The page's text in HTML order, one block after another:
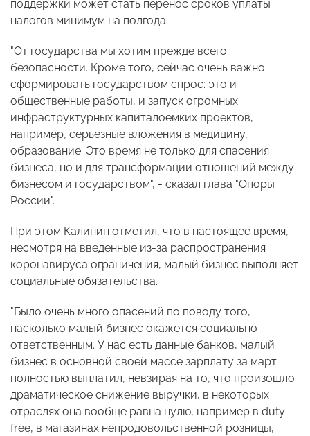
поддержки может стать перенос сроков уплаты
налогов минимум на полгода.
"От государства мы хотим прежде всего
безопасности. Кроме того, сейчас очень важно
сформировать государством спрос: это и
общественные работы, и запуск огромных
инфраструктурных капиталоемких проектов,
например, серьезные вложения в медицину,
образование. Это время не только для спасения
бизнеса, но и для трансформации отношений между
бизнесом и государством", - сказал глава "Опоры
России".
При этом Калинин отметил, что в настоящее время,
несмотря на введенные из-за распространения
коронавируса ограничения, малый бизнес выполняет
социальные обязательства.
"Было очень много опасений по поводу того,
насколько малый бизнес окажется социально
ответственным. У нас есть данные банков, малый
бизнес в основной своей массе зарплату за март
полностью выплатил, невзирая на то, что произошло
драматическое снижение выручки, в некоторых
отраслях она вообще равна нулю, например в duty-
free, в магазинах непродовольственной розницы,